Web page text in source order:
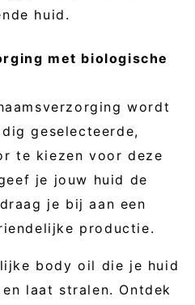
huid.
met biologische
wordt
geselecteerde,
te kiezen voor deze
je jouw huid de
je bij aan een
productie.
body oil die je huid
laat stralen. Ontdek